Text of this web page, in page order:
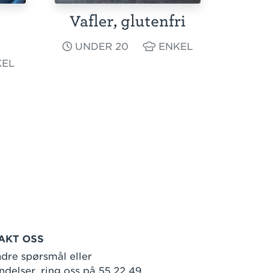
Vafler, glutenfri
UNDER 20 ENKEL
OSS
spørsmål eller